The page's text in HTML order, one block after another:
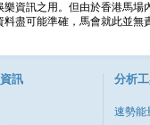
資訊之用。但由於香港馬
盡可能準確，馬會就此並
訊 分析
速勢能